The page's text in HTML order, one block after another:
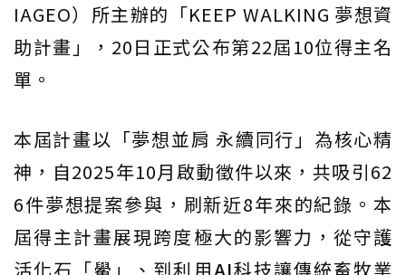
IAGEO）所主辦的「KEEP WALKING 夢想資
助計畫」，20日正式公布第22屆10位得主名
單。
本屆計畫以「夢想並肩 永續同行」為核心精
神，自2025年10月啟動徵件以來，共吸引62
6件夢想提案參與，刷新近8年來的紀錄。本
屆得主計畫展現跨度極大的影響力，從守護
活化石「鱟」、到利用AI科技讓傳統畜牧業